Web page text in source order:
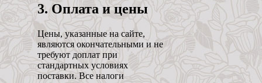
3. Оплата и цены
Цены, указанные на сайте,
являются окончательными и не
требуют доплат при
стандартных условиях
поставки. Все налоги